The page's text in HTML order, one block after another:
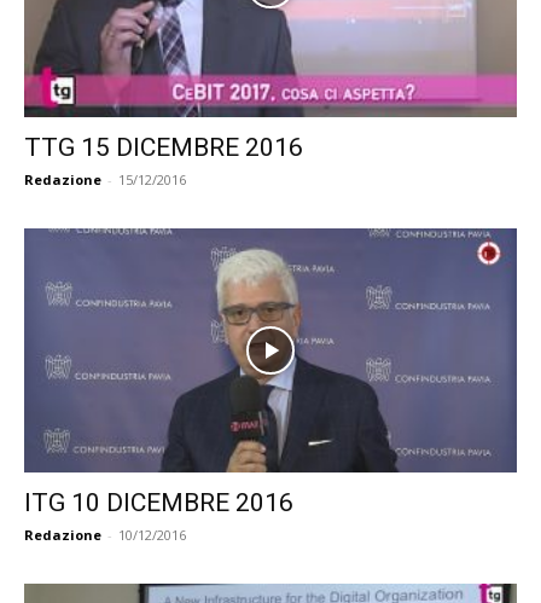
TTG 15 DICEMBRE 2016
Redazione - 15/12/2016
ITG 10 DICEMBRE 2016
Redazione - 10/12/2016